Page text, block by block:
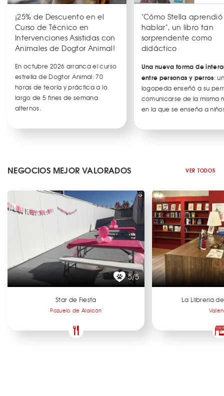
¡25% de Descuento en el
Curso de Técnico en
Intervenciones Asistidas con
Animales de Dogtor Animal!
En octubre 2026 arranca el curso
estrella de Dogtor Animal: 70
horas de teoría y práctica a lo
largo de 5 fines de semana
alternos.
"Cómo Stella
hablar", un libro tan
sorprendente como
didáctico
Una nueva forma de
entre personas y perros:
logopeda enseñó a su
comunicarse de la misma
en la que se enseña a
NEGOCIOS MEJOR VALORADOS VER TODOS
5/5
Star de Fiesta
Pozuelo de Alarcón
La Llibreria